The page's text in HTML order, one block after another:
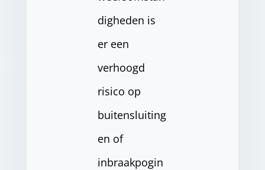
digheden is
er een
verhoogd
risico op
buitensluiting
en of
inbraakpogin